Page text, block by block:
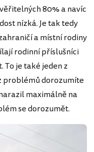
80% a navíc
nízká. Je tak tedy
a místní rodiny
rodinní příslušníci
To je také jeden z
problémů dorozumíte
maximálně na
se dorozumět.